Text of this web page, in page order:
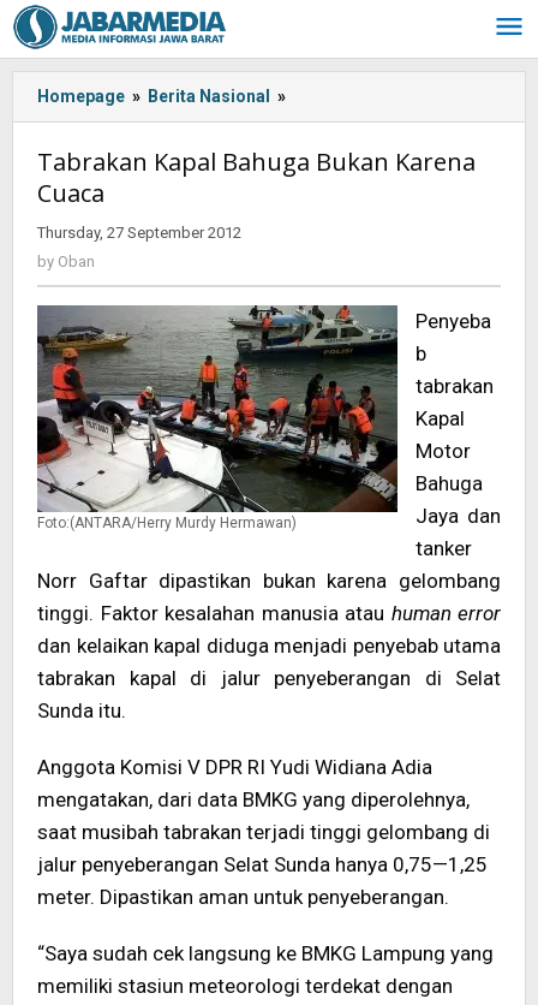
Skip
to
content
Homepage » Berita Nasional »
Kapal
Bukan
Tabrakan Kapal Bahuga Bukan Karena
Cuaca
Thursday, 27 September 2012
by Oban
Foto:(ANTARA/Herry Murdy Hermawan)
Penyeba
b
tabrakan
Kapal
Motor
Bahuga
Jaya dan
tanker
Norr Gaftar dipastikan bukan karena gelombang
tinggi. Faktor kesalahan manusia atau human error
dan kelaikan kapal diduga menjadi penyebab utama
tabrakan kapal di jalur penyeberangan di Selat
Sunda itu.
Anggota Komisi V DPR RI Yudi Widiana Adia
mengatakan, dari data BMKG yang diperolehnya,
saat musibah tabrakan terjadi tinggi gelombang di
jalur penyeberangan Selat Sunda hanya 0,75—1,25
meter. Dipastikan aman untuk penyeberangan.
“Saya sudah cek langsung ke BMKG Lampung yang
memiliki stasiun meteorologi terdekat dengan